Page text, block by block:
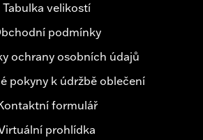
Tabulka velikostí
podmínky
ochrany osobních údajů
pokyny k údržbě oblečení
formulář
prohlídka